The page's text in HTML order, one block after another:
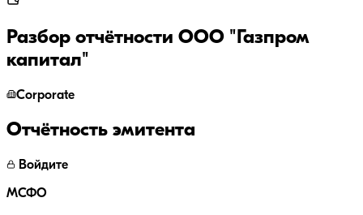
Разбор отчётности ООО "Газпром
капитал"
Corporate
Отчётность эмитента
Войдите
МСФО